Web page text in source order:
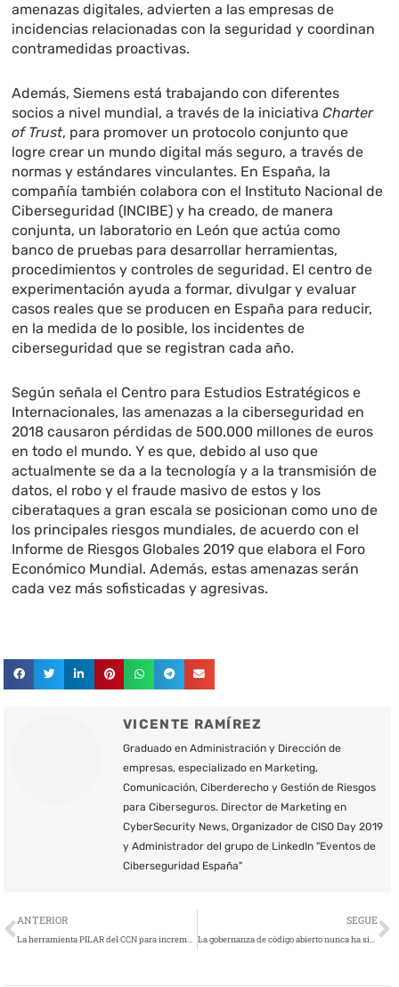
amenazas digitales, advierten a las empresas de
incidencias relacionadas con la seguridad y coordinan
contramedidas proactivas.
Además, Siemens está trabajando con diferentes
socios a nivel mundial, a través de la iniciativaCharter
of Trust, para promover un protocolo conjunto que
logre crear un mundo digital más seguro, a través de
normas y estándares vinculantes. En España, la
compañía también colabora con el Instituto Nacional de
Ciberseguridad (INCIBE) y ha creado, de manera
conjunta, un laboratorio en León que actúa como
banco de pruebas para desarrollar herramientas,
procedimientos y controles de seguridad. El centro de
experimentación ayuda a formar, divulgar y evaluar
casos reales que se producen en España para reducir,
en la medida de lo posible, los incidentes de
ciberseguridad que se registran cada año.
Según señala el Centro para Estudios Estratégicos e
Internacionales, las amenazas a la ciberseguridad en
2018 causaron pérdidas de 500.000 millones de euros
en todo el mundo. Y es que, debido al uso que
actualmente se da a la tecnología y a la transmisión de
datos, el robo y el fraude masivo de estos y los
ciberataques a gran escala se posicionan como uno de
los principales riesgos mundiales, de acuerdo con el
Informe de Riesgos Globales 2019 que elabora el Foro
Económico Mundial. Además, estas amenazas serán
cada vez más sofisticadas y agresivas.
VICENTE RAMÍREZ
Graduado en Administración y Dirección de
empresas, especializado en Marketing,
Comunicación, Ciberderecho y Gestión de Riesgos
para Ciberseguros. Director de Marketing en
CyberSecurity News, Organizador de CISO Day 2019
y Administrador del grupo de LinkedIn "Eventos de
Ciberseguridad España"
Ant
ANTERIOR
La herramienta PILAR del CCN para incrementar la ciberseguridad nacional de todos los sectores
SEGUE
La gobernanza de código abierto nunca ha sido más importante, y comienza con una lista de materiales de software